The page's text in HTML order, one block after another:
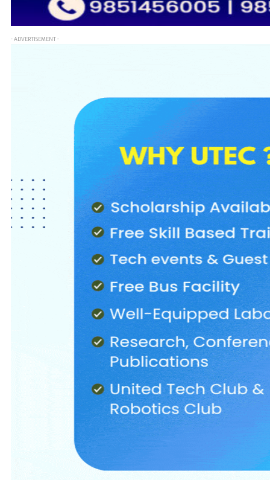
- ADVERTISEMENT -